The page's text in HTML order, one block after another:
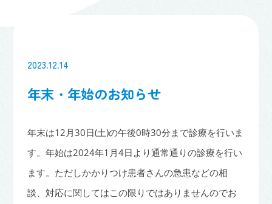
2023.12.14
年末・年始のお知らせ
年末は12月30日(土)の午後0時30分まで診療を行いま
す。年始は2024年1月4日より通常通りの診療を行い
ます。ただしかかりつけ患者さんの急患などの相
談、対応に関してはこの限りではありませんのでお